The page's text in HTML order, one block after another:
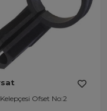
Ofset No:2